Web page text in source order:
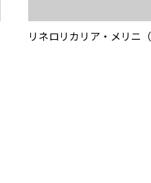
リネロリカリア・メリニ